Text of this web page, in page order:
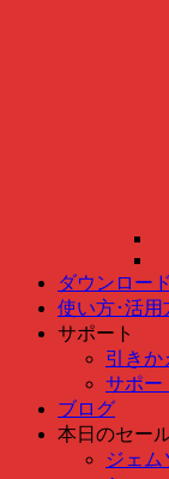
ダウンロード
使い方･活用
サポート
引きか
サポー
ブログ
本日のセー
ジェム